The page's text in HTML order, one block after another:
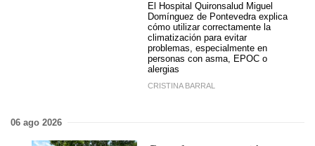
El Hospital Quironsalud Miguel
Domínguez de Pontevedra explica
cómo utilizar correctamente la
climatización para evitar
problemas, especialmente en
personas con asma, EPOC o
alergias
CRISTINA BARRAL
06 ago 2026